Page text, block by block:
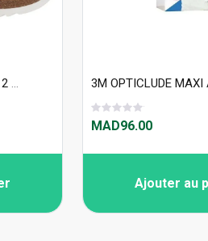
Scholl Sandales Monterey 2 Straps AD Lea - S30598
MAD96.00
Ajouter au